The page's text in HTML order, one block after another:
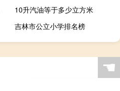
10升汽油等于多少立方米
吉林市公立小学排名榜
☚